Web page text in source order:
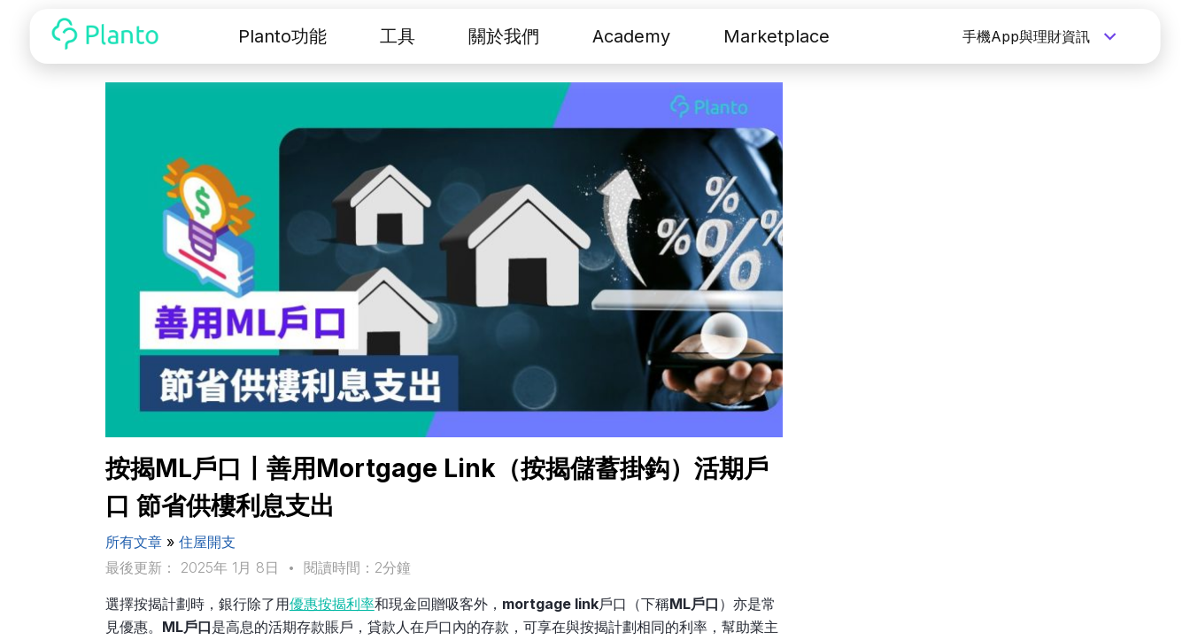
Planto功能 工具 關於我們 Academy Marketplace 手機App與理財資訊
按揭ML戶口〡善用Mortgage Link（按揭儲蓄掛鈎）活期戶
口 節省供樓利息支出
所有文章» 住屋開支
最後更新： 2025年 1月 8日
• 閱讀時間：2分鐘
選擇按揭計劃時，銀行除了用優惠按揭利率和現金回贈吸客外， mortgage link戶口（下稱ML戶口 ）亦是常
見優惠。 ML戶口是高息的活期存款賬戶，貸款人在戶口內的存款，可享在與按揭計劃相同的利率，幫助業主